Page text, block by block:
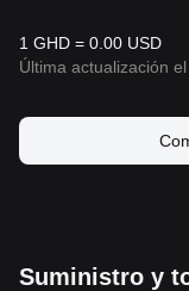
1 GHD = 0.00 USD
Última actualización el
Suministro y